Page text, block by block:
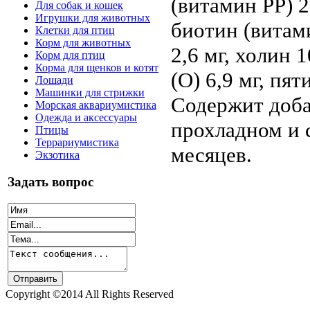
Для собак и кошек
Игрушки для животных
Клетки для птиц
Корм для животных
Корм для птиц
Корма для щенков и котят
Лошади
Машинки для стрижки
Морская аквариумистика
Одежда и аксессуары
Птицы
Террариумистика
Экзотика
Задать вопрос
(витамин РР)
биотин
2,6 мг, холин
(О) 6,9 мг,
Содержит
прохладном и
месяцев.
Copyright ©2014 All Rights Reserved